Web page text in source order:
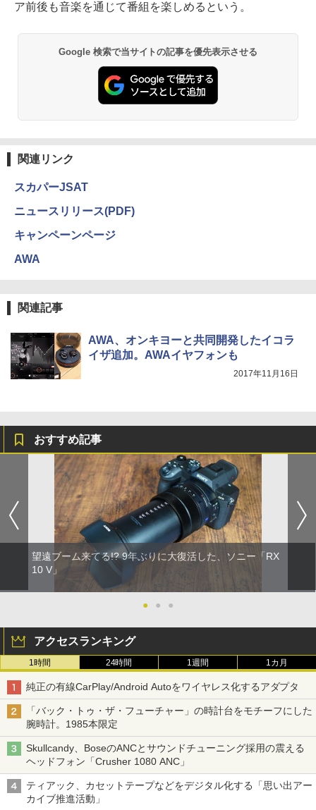
ア前後も音楽を通じて番組を楽しめるという。
Google 検索で当サイトの記事を優先表示させる
関連リンク
スカパーJSAT
ニュースリリース(PDF)
キャンペーンページ
AWA
関連記事
AWA、オンキヨーと共同開発したイコラ
イザ追加。AWAイヤフォンも
2017年11月16日
おすすめ記事
望遠ブーム来てる!? 9年ぶりに大復活した、ソニー「RX
10 V」
● ● ●
アクセスランキング
1時間 24時間 1週間 1カ月
純正の有線CarPlay/Android Autoをワイヤレス化するアダプタ
「バック・トゥ・ザ・フューチャー」の時計台をモチーフにした
腕時計。1985本限定
Skullcandy、BoseのANCとサウンドチューニング採用の震える
ヘッドフォン「Crusher 1080 ANC」
ティアック、カセットテープなどをデジタル化する「思い出アー
カイブ推進活動」